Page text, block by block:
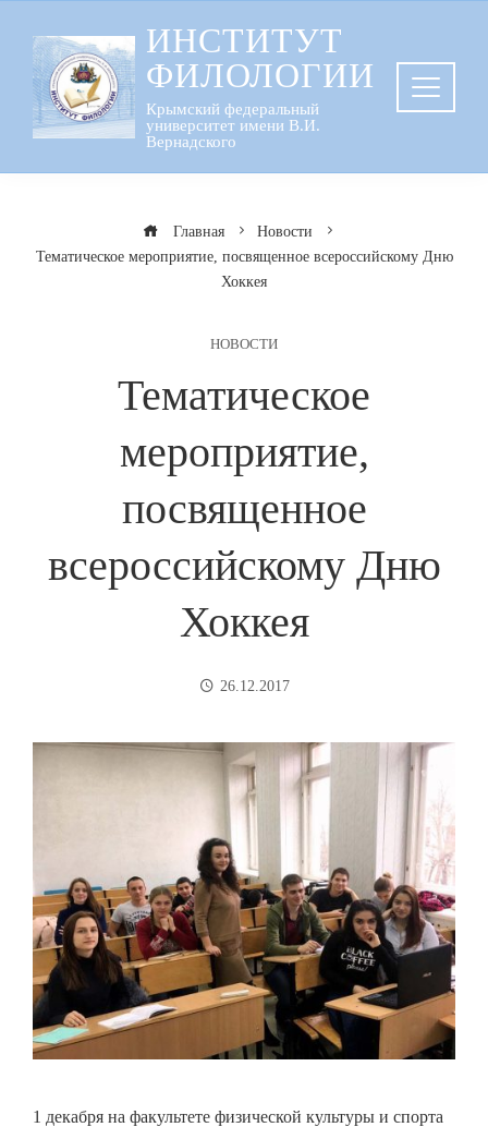
содержанию
ИНСТИТУТ
ФИЛОЛОГИИ
Крымский федеральный
университет имени В.И.
Вернадского
Главная
Новости
Тематическое мероприятие, посвященное всероссийскому Дню
Хоккея
НОВОСТИ
Тематическое
мероприятие,
посвященное
всероссийскому Дню
Хоккея
26.12.2017
1 декабря на факультете физической культуры и спорта